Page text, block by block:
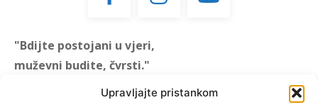
Upravljajte pristankom
"Bdijte postojani u vjeri,
muževni budite, čvrsti."